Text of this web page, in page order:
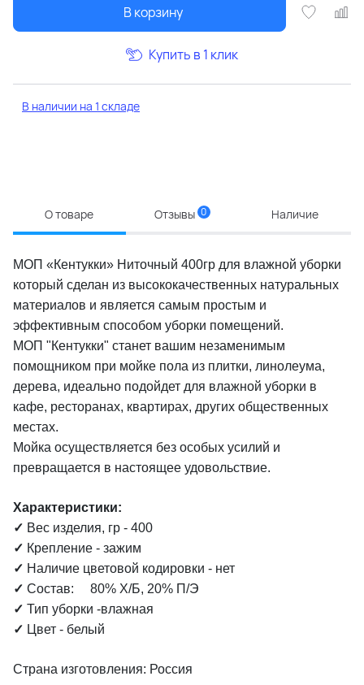
В корзину
Купить в 1 клик
В наличии на 1 складе
О товаре Отзывы 0 Наличие
МОП «Кентукки» Ниточный 400гр для влажной уборки
который сделан из высококачественных натуральных
материалов и является самым простым и
эффективным способом уборки помещений.
МОП "Кентукки" станет вашим незаменимым
помощником при мойке пола из плитки, линолеума,
дерева, идеально подойдет для влажной уборки в
кафе, ресторанах, квартирах, других общественных
местах.
Мойка осуществляется без особых усилий и
превращается в настоящее удовольствие.
Характеристики:
✓ Вес изделия, гр - 400
✓ Крепление - зажим
✓ Наличие цветовой кодировки - нет
✓ Состав: 80% Х/Б, 20% П/Э
✓ Тип уборки -влажная
✓ Цвет - белый
Страна изготовления: Россия